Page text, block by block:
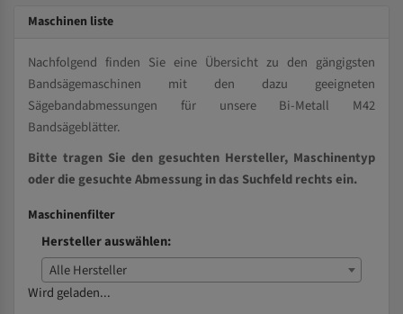
Maschinen liste
Nachfolgend finden Sie eine Übersicht zu den gängigsten
Bandsägemaschinen mit den dazu geeigneten
Sägebandabmessungen für unsere Bi-Metall M42
Bandsägeblätter.
Bitte tragen Sie den gesuchten Hersteller, Maschinentyp
oder die gesuchte Abmessung in das Suchfeld rechts ein.
Maschinenfilter
Hersteller auswählen:
Alle Hersteller
Wird geladen...